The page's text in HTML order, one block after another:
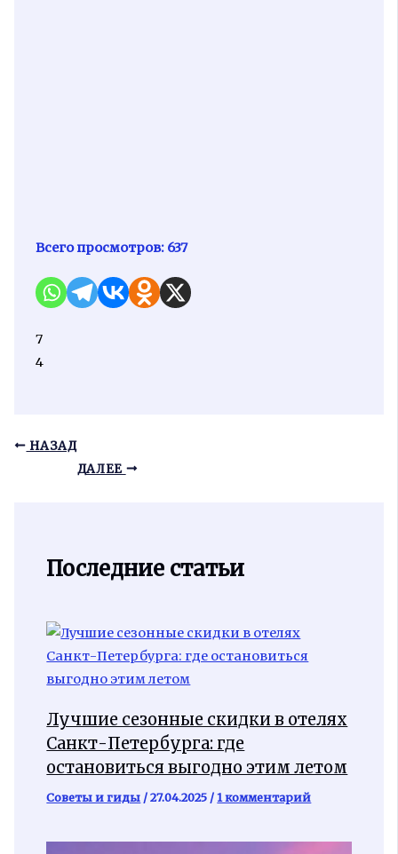
Всего просмотров: 637
7
4
НАЗАД
ДАЛЕЕ
Последние статьи
Лучшие сезонные скидки в отелях
Санкт-Петербурга: где
остановиться выгодно этим летом
Советы и гиды /27.04.2025 /1 комментарий